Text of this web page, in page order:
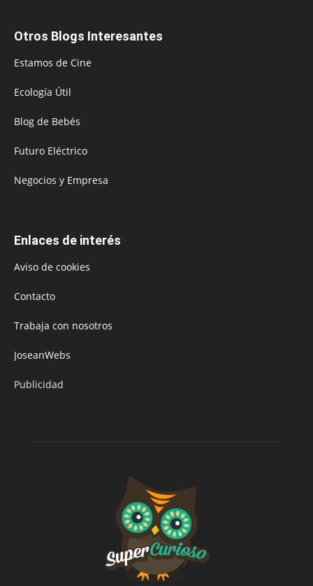
Otros Blogs Interesantes
Estamos de Cine
Ecología Útil
Blog de Bebés
Futuro Eléctrico
Negocios y Empresa
Enlaces de interés
Aviso de cookies
Contacto
Trabaja con nosotros
JoseanWebs
Publicidad